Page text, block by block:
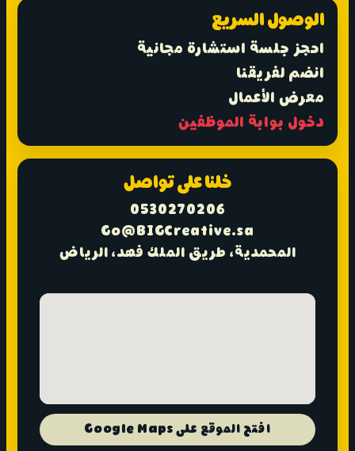
الوصول السريع
احجز جلسة استشارة مجانية
انضم لفريقنا
معرض الأعمال
دخول بوابة الموظفين
خلنا على تواصل
0530270206
Go@BIGCreative.sa
المحمدية، طريق الملك فهد، الرياض
افتح الموقع على Google Maps